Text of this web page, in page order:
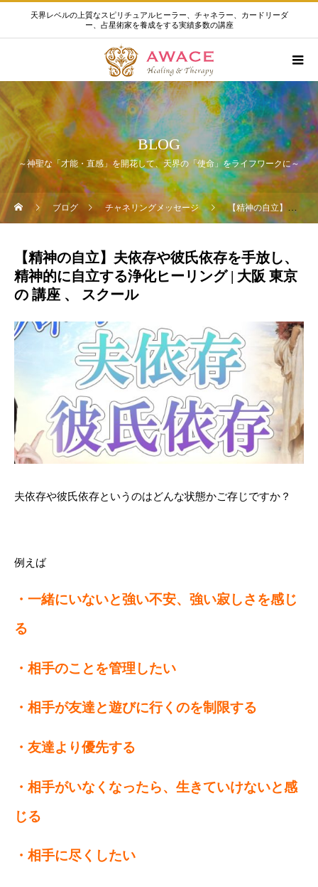
天界レベルの上質なスピリチュアルヒーラー、チャネラー、カードリーダ
ー、占星術家を養成をする実績多数の講座
BLOG
～神聖な「才能・直感」を開花して、天界の「使命」をライフワークに～
ブログ チャネリングメッセージ 【精神の自立】夫依存や彼氏依存を手放し、精神的に自立する浄化ヒーリング | 大阪 東京 の 講座 、 スクール
【精神の自立】夫依存や彼氏依存を手放し、
精神的に自立する浄化ヒーリング | 大阪 東京
の 講座 、 スクール
夫依存や彼氏依存というのはどんな状態かご存じですか？
例えば
・一緒にいないと強い不安、強い寂しさを感じ
る
・相手のことを管理したい
・相手が友達と遊びに行くのを制限する
・友達より優先する
・相手がいなくなったら、生きていけないと感
じる
・相手に尽くしたい